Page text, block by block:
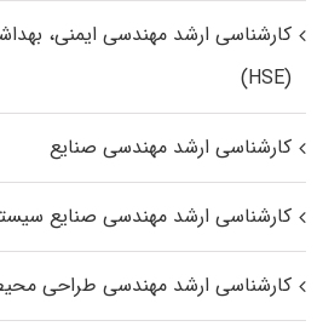
کارشناسی ارشد مهندسی ایمنی،
(HSE)
کارشناسی ارشد مهندسی صنایع
کارشناسی ارشد مهندسی صنایع
کارشناسی ارشد مهندسی طراحی